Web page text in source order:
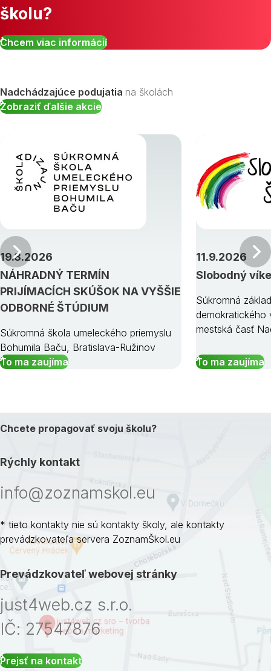
školu?
Chcem viac informácií
Nadchádzajúce podujatia na školách
Zobraziť ďalšie akcie
NÁHRADNÝ TERMÍN
PRIJÍMACÍCH SKÚŠOK NA VYŠŠIE
ODBORNÉ ŠTÚDIUM
19.8.2026
Súkromná škola umeleckého priemyslu
Bohumila Baču, Bratislava-Ružinov
To ma zaujíma
Slobodný
11.9.2026
Súkromná
demokratického
mestská časť
To ma zaujíma
Predchádzajúci
Chcete propagovať svoju školu?
Rýchly kontakt
info@zoznamskol.eu
* tieto kontakty nie sú kontakty školy, ale kontakty
prevádzkovateľa servera ZoznamŠkol.eu
Prevádzkovateľ webovej stránky
just4web.cz s.r.o.
IČ: 27547876
Prejsť na kontakt